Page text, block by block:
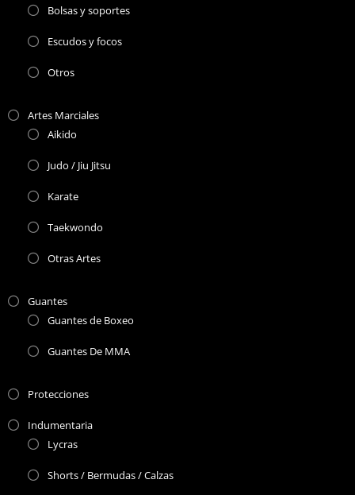
Bolsas y soportes
Escudos y focos
Otros
Artes Marciales
Aikido
Judo / Jiu Jitsu
Karate
Taekwondo
Otras Artes
Guantes
Guantes de Boxeo
Guantes De MMA
Protecciones
Indumentaria
Lycras
Shorts / Bermudas / Calzas